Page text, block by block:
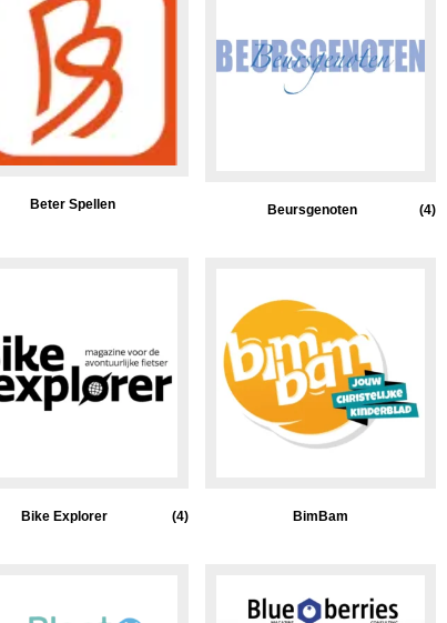
Beter Spellen Beursgenoten (4)
Bike Explorer (4) BimBam